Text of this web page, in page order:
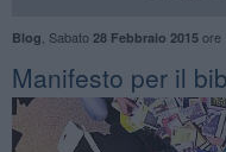
Blog Sabato 28 Febbraio 2015ore
​Manifesto per il